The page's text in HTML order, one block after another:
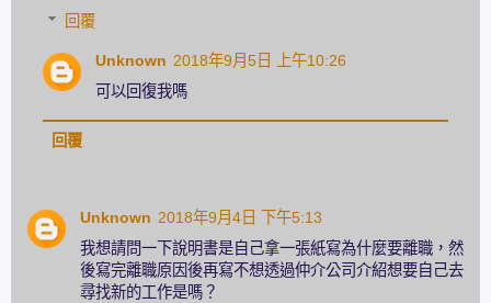
回覆
Unknown 2018年9月5日 上午10:26
可以回復我嗎
回覆
Unknown 2018年9月4日 下午5:13
我想請問一下說明書是自己拿一張紙寫為什麼要離職，然
後寫完離職原因後再寫不想透過仲介公司介紹想要自己去
尋找新的工作是嗎？